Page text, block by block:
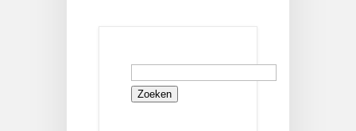
Zoeken